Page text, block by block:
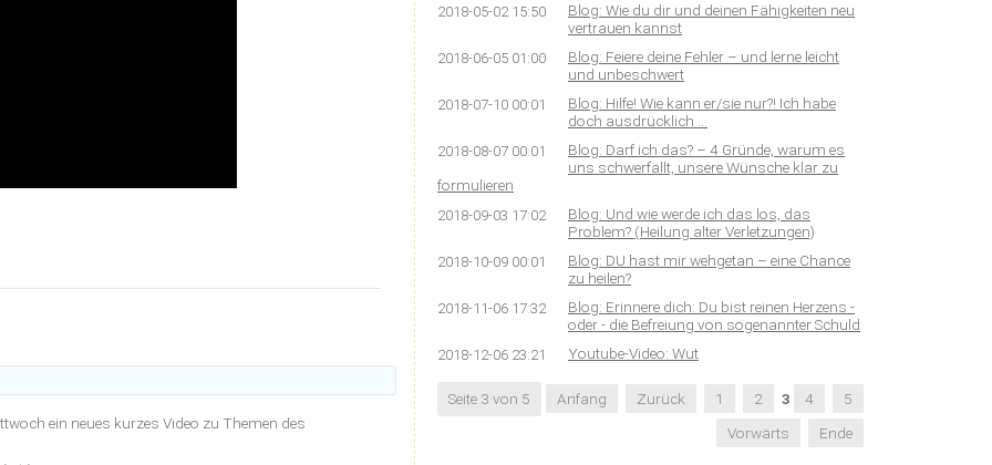
ein neues kurzes Video zu Themen des
2018-05-02 15:50
Blog: Wie du dir und deinen Fähigkeiten neu
vertrauen kannst
2018-06-05 01:00
Blog: Feiere deine Fehler – und lerne leicht
und unbeschwert
2018-07-10 00:01
Blog: Hilfe! Wie kann er/sie nur?! Ich habe
doch ausdrücklich …
2018-08-07 00:01
Blog: Darf ich das? – 4 Gründe, warum es
uns schwerfällt, unsere Wünsche klar zu
formulieren
2018-09-03 17:02
Blog: Und wie werde ich das los, das
Problem? (Heilung alter Verletzungen)
2018-10-09 00:01
Blog: DU hast mir wehgetan – eine Chance
zu heilen?
2018-11-06 17:32
Blog: Erinnere dich: Du bist reinen Herzens -
oder - die Befreiung von sogenannter Schuld
2018-12-06 23:21 Youtube-Video: Wut
Seite 3 von 5 Anfang Zurück 1 2 3 4
5
Vorwärts
Ende